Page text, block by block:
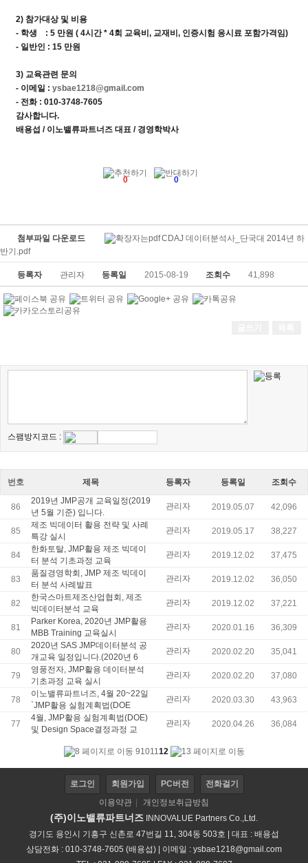
2) 참가대상 및 비용
- 학생 : 5 만원 ( 4시간 * 4회 교육비, 교재비, 인증시험 응시료 포함가격임)
- 일반인 : 15 만원
3) 교육관련 문의
- 이메일 : ysbae1218@gmail.com
- 전화 : 010-3748-7605
감사합니다.
배용섭 / 이노밸류파트너즈 대표 / 경영학박사
0 0
첨부파일 다운로드
CDAJ 데이터분석사_단국대 2014년 하
반기.pdf
등록자 관리자 등록일 2015-08-19 조회수 41,898
스팸방지코드 :
번호 제목 등록자 등록일 조회수
86
2019년 JMP공개 교육일정(2019
년 5월 기준) 입니다.
관리자 2019.05.07 42,096
85
제조 빅데이터 활용 전략 및 사례
특강 실시
관리자 2019.05.17 38,227
84
한화토탈, JMP활용 제조 빅데이
터 분석 기초과정 교육
관리자 2019.12.02 37,475
83
품질경영학회, JMP 제조 빅데이
터 분석 사례발표
관리자 2019.12.02 36,050
82
한국스마트제조산업협회, 제조
빅데이터분석 교육
관리자 2019.12.02 37,221
81
Parker Korea, 2020년 JMP활용
MBB Training 교육실시
관리자 2020.01.16 36,309
80
2020년 SAS JMP데이터분석 공
개교육 일정입니다.(2020년 6
관리자 2020.02.20 35,041
79
영풍전자, JMP활용 데이터분석
기초과정 교육 실시
관리자 2020.02.20 37,080
78
이노밸류파트너즈, 4월 20~22일
`JMP활용 실험계획법(DOE
관리자 2020.03.30 43,963
77
4월, JMP활용 실험계획법(DOE)
및 Design Space결정과정 교
관리자 2020.04.26 36,084
91011 12
로그인 회원가입 PC버전
전화걸기
이용약관
개인정보취급방침
(주)이노밸류파트너즈 INNOVALUE Partners Co.,Ltd.
경기도 용인시 기흥구 신촌로 47번길 11, 304동 503호 | 대표 : 배용섭
상담전화 : 010-3748-7605 (배용섭) | 이메일 : ysbae1218@gmail.com